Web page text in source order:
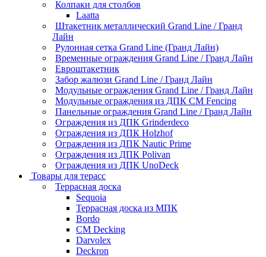
Колпаки для столбов
Laatta
Штакетник металлический Grand Line / Гранд
Лайн
Рулонная сетка Grand Line (Гранд Лайн)
Временные ограждения Grand Line / Гранд Лайн
Евроштакетник
Забор жалюзи Grand Line / Гранд Лайн
Модульные ограждения Grand Line / Гранд Лайн
Модульные ограждения из ДПК CM Fencing
Панельные ограждения Grand Line / Гранд Лайн
Ограждения из ДПК Grinderdeco
Ограждения из ДПК Holzhof
Ограждения из ДПК Nautic Prime
Ограждения из ДПК Polivan
Ограждения из ДПК UnoDeck
Товары для терасс
Террасная доска
Sequoia
Террасная доска из МПК
Bordo
CM Decking
Darvolex
Deckron